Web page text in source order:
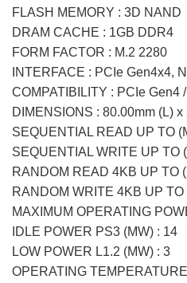
FLASH MEMORY : 3D NAND
DRAM CACHE : 1GB DDR4
FORM FACTOR : M.2 2280
INTERFACE : PCIe Gen4x4,
COMPATIBILITY : PCIe Gen4
DIMENSIONS : 80.00mm (L)
SEQUENTIAL READ UP TO
SEQUENTIAL WRITE UP TO
RANDOM READ 4KB UP TO
RANDOM WRITE 4KB UP
MAXIMUM OPERATING
IDLE POWER PS3 (MW) : 14
LOW POWER L1.2 (MW) : 3
OPERATING